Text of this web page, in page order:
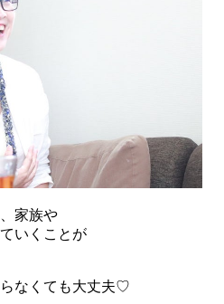
家族や
いくことが
なくても大丈夫♡